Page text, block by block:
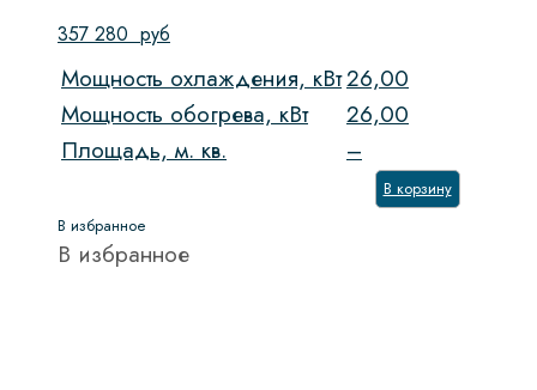
357 280 руб
Мощность охлаждения, кВт26,00
Мощность обогрева, кВт
26,00
Площадь, м. кв.
–
В корзину
В избранное
В избранное